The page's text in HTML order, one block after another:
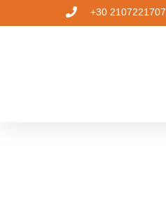
+30 2107221707